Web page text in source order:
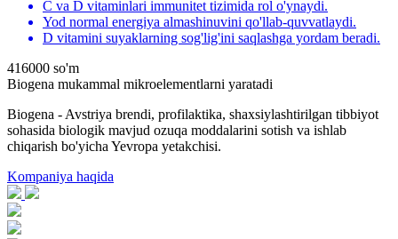
C va D vitaminlari immunitet tizimida rol o'ynaydi.
Yod normal energiya almashinuvini qo'llab-quvvatlaydi.
D vitamini suyaklarning sog'lig'ini saqlashga yordam beradi.
416000 so'm
Biogena mukammal mikroelementlarni yaratadi
Biogena - Avstriya brendi, profilaktika, shaxsiylashtirilgan tibbiyot
sohasida biologik mavjud ozuqa moddalarini sotish va ishlab
chiqarish bo'yicha Yevropa yetakchisi.
Kompaniya haqida